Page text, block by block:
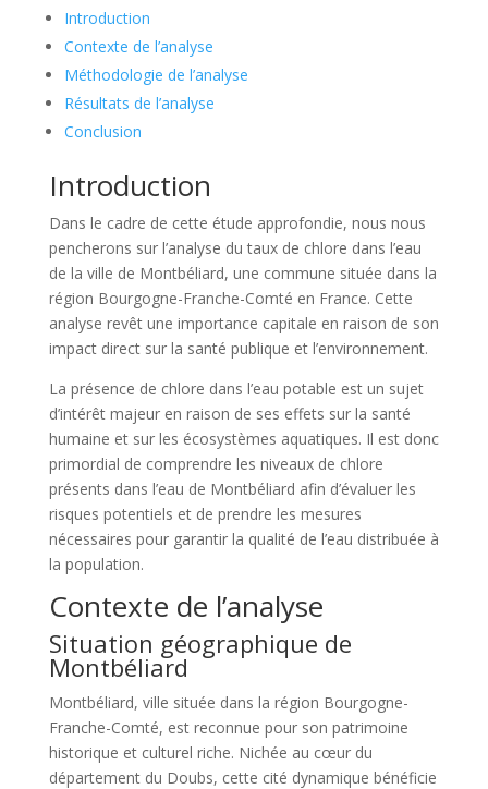
Introduction
Contexte de l’analyse
Méthodologie de l’analyse
Résultats de l’analyse
Conclusion
Introduction
Dans le cadre de cette étude approfondie, nous nous
pencherons sur l’analyse du taux de chlore dans l’eau
de la ville de Montbéliard, une commune située dans la
région Bourgogne-Franche-Comté en France. Cette
analyse revêt une importance capitale en raison de son
impact direct sur la santé publique et l’environnement.
La présence de chlore dans l’eau potable est un sujet
d’intérêt majeur en raison de ses effets sur la santé
humaine et sur les écosystèmes aquatiques. Il est donc
primordial de comprendre les niveaux de chlore
présents dans l’eau de Montbéliard afin d’évaluer les
risques potentiels et de prendre les mesures
nécessaires pour garantir la qualité de l’eau distribuée à
la population.
Contexte de l’analyse
Situation géographique de
Montbéliard
Montbéliard, ville située dans la région Bourgogne-
Franche-Comté, est reconnue pour son patrimoine
historique et culturel riche. Nichée au cœur du
département du Doubs, cette cité dynamique bénéficie